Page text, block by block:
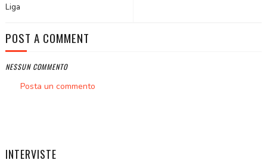
Liga
POST A COMMENT
NESSUN COMMENTO
Posta un commento
INTERVISTE